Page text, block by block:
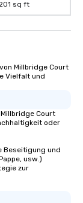
sq ft
Millbridge Court
Vielfalt und
Court
oder
Beseitigung und
usw.)
zur